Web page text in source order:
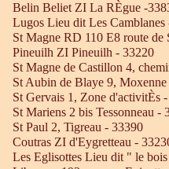
Belin Beliet ZI La RÈgue -
Lugos Lieu dit Les Camblanes
St Magne RD 110 E8 route de
Pineuilh ZI Pineuilh - 33220
St Magne de Castillon 4,
St Aubin de Blaye 9,
St Gervais 1, Zone d'activitÈs
St Mariens 2 bis Tessonneau -
St Paul 2, Tigreau - 33390
Coutras ZI d'Eygretteau -
Les Eglisottes Lieu dit " le